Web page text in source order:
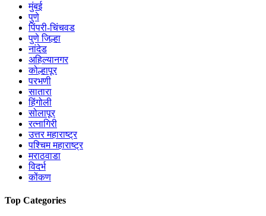
मुंबई
पुणे
पिंपरी-चिंचवड
पुणे जिल्हा
नांदेड
अहिल्यानगर
कोल्हापूर
परभणी
सातारा
हिंगोली
सोलापूर
रत्नागिरी
उत्तर महाराष्ट्र
पश्चिम महाराष्ट्र
मराठवाडा
विदर्भ
कोंकण
Top Categories